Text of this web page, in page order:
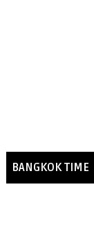
BANGKOK TIME